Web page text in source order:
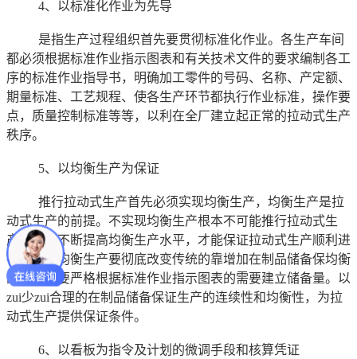
4、以标准化作业为先导
是指生产过程组织首先要贯彻标准化作业。各生产车间
都必须根据标准作业指示图表和有关技术文件的要求编制各工
序的标准作业指导书，明确加工零件的号码、名称、产定额、
期量标准、工艺规程、使各生产环节都执行作业标准，操作要
点，质量控制标准等等，以利在全厂建立起正常的拉动式生产
秩序。
5、以均衡生产为保证
推行拉动式生产首先必须实现均衡生产，均衡生产是拉
动式生产的前提。不实现均衡生产根本不可能推行拉动式生
产，只有不断提高均衡生产水平，才能保证拉动式生产顺利进
行。组织均衡生产要彻底改变传统的靠增加在制品储备保均衡
的办法，要严格根据标准作业指示图表的需要建立储备量。以
zui少zui合理的在制品储备保证生产的连续性和均衡性，为拉
动式生产提供保证条件。
6、以看板为指令及计划的微调手段和核算凭证